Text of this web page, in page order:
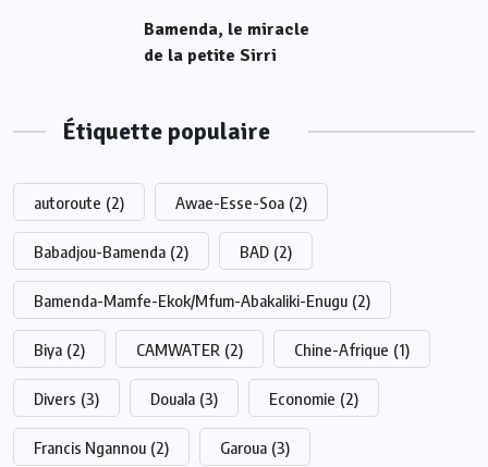
Bamenda, le miracle
de la petite Sirri
Étiquette populaire
autoroute (2) Awae-Esse-Soa (2)
Babadjou-Bamenda (2) BAD (2)
Bamenda-Mamfe-Ekok/Mfum-Abakaliki-Enugu (2)
Biya (2) CAMWATER (2) Chine-Afrique (1)
Divers (3) Douala (3) Economie (2)
Francis Ngannou (2) Garoua (3)